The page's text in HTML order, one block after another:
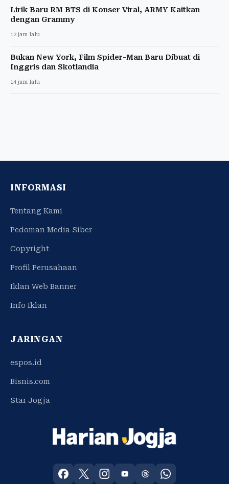
Lirik Baru RM BTS di Konser Viral, ARMY Kaitkan
dengan Grammy
12 jam lalu
Bukan New York, Film Spider-Man Baru Dibuat di
Inggris dan Skotlandia
14 jam lalu
INFORMASI
Tentang Kami
Pedoman Media Siber
Copyright
Profil Perusahaan
Iklan Web Banner
Info Iklan
JARINGAN
espos.id
Bisnis.com
Star Jogja